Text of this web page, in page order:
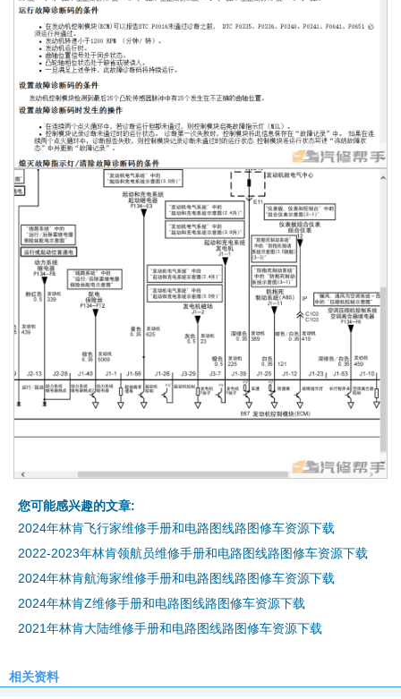
您可能感兴趣的文章:
2024年林肯飞行家维修手册和电路图线路图修车资源下载
2022-2023年林肯领航员维修手册和电路图线路图修车资源下载
2024年林肯航海家维修手册和电路图线路图修车资源下载
2024年林肯Z维修手册和电路图线路图修车资源下载
2021年林肯大陆维修手册和电路图线路图修车资源下载
相关资料